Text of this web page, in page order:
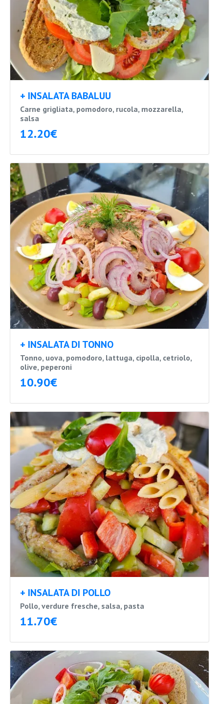
+ INSALATA BABALUU
Carne grigliata, pomodoro, rucola, mozzarella,
salsa
12.20€
+ INSALATA DI TONNO
Tonno, uova, pomodoro, lattuga, cipolla, cetriolo,
olive, peperoni
10.90€
+ INSALATA DI POLLO
Pollo, verdure fresche, salsa, pasta
11.70€